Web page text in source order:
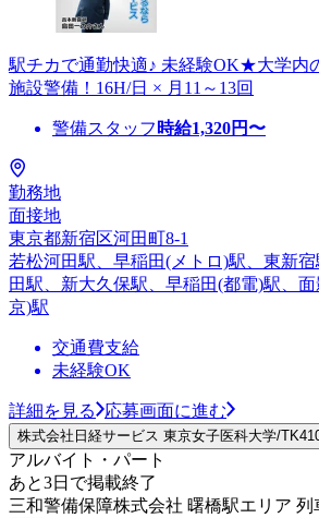
駅チカで通勤快適♪ 未経験OK★大学内
施設警備！16H/日 × 月11～13回
警備スタッフ 時給1,320円〜
勤務地
面接地
東京都新宿区河田町8-1
若松河田駅、早稲田(メトロ)駅、東新
田駅、新大久保駅、早稲田(都電)駅、
京)駅
交通費支給
未経験OK
詳細を見る 応募画面に進む
株式会社日経サービス 東京女子医科大学/
アルバイト・パート
あと3日で掲載終了
三和警備保障株式会社 曙橋駅エリア